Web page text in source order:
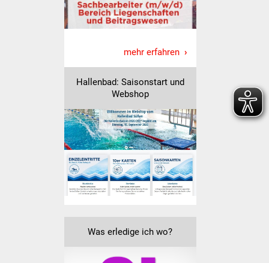
Bürgerhaus
Vereine und Parteien
Selbsteintrag Vereine
Beirat Süßener Vereine
Sportanlagen
Tourismus
Schwäbischer Albtrauf
mehr erfahren
Hallenbad: Saisonstart und
Webshop
Was erledige ich wo?